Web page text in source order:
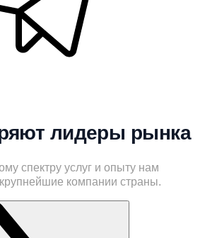
лидеры рынка
спектру услуг и опыту нам
компании страны.